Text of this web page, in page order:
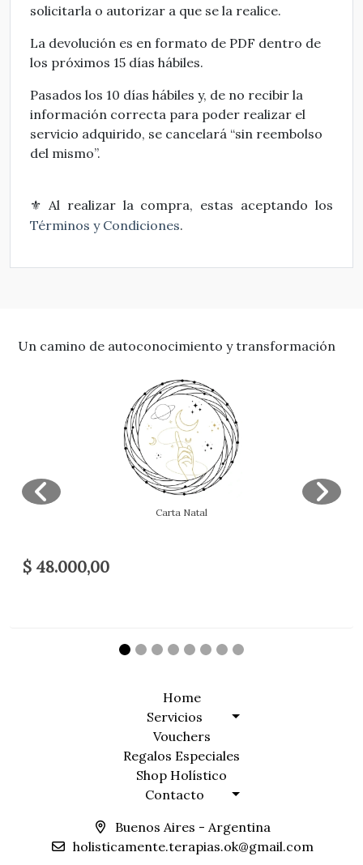
solicitarla o autorizar a que se la realice.
La devolución es en formato de PDF dentro de
los próximos 15 días hábiles.
Pasados los 10 días hábiles y, de no recibir la
información correcta para poder realizar el
servicio adquirido, se cancelará “sin reembolso
del mismo”.
⚜ Al realizar la compra, estas aceptando los
Términos y Condiciones.
Un camino de autoconocimiento y transformación
Carta Natal
$ 48.000,00
Home
Servicios
Vouchers
Regalos Especiales
Shop Holístico
Contacto
Buenos Aires - Argentina
holisticamente.terapias.ok@gmail.com